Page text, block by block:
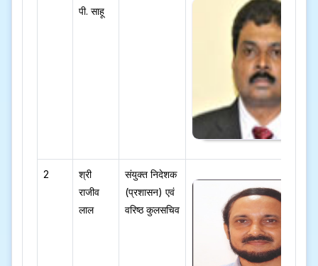
पी. साहू
2
श्री
राजीव
लाल
संयुक्त निदेशक
(प्रशासन) एवं
वरिष्ठ कुलसचिव